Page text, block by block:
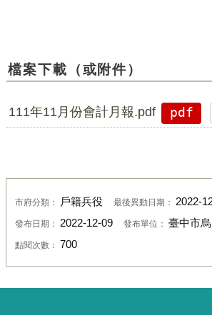
檔案下載（或附件）
111年11月份會計月報.pdf pdf
市府分類： 戶籍兵役 最後異動日期： 2022-
發布日期： 2022-12-09 發布單位： 臺中市
點閱次數： 700